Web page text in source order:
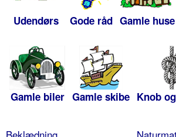
Udendørs Gode råd Gamle huse
Gamle biler Gamle skibe Knob